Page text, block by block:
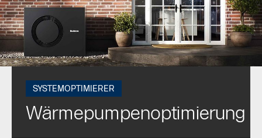
SYSTEMOPTIMIERER
Wärmepumpenoptimierung